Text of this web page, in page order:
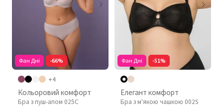
Фан Дні -66%
+4
Кольоровий комфорт
Бра з пуш-апом 025C
Фан Дні -51%
Елегант комфорт
Бра з м'якою чашкою 002S